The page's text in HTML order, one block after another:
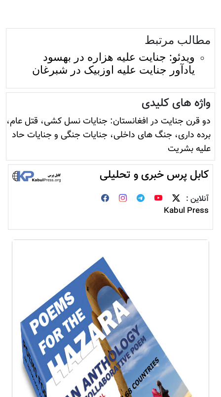
مطالب مرتبط
ویدئو: جنایت علیه هزاره در بهسود
یادآور جنایت علیه اوزبیک در شبرغان
واژه های کلیدی
دو قرن جنایت در افغانستان: جنایات نسل کشی، قتل عام،
برده داری، جنگ های داخلی، جنایات جنگی و جنایات حاد
علیه بشریت
کابل پرس خبری و تحلیلی
آنلاین :
Kabul Press